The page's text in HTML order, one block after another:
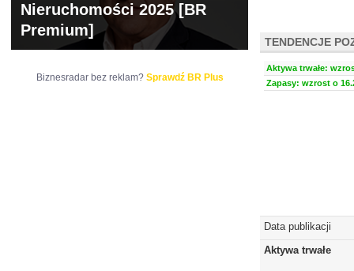
TENDENCJE
Aktywa trwałe:
Zapasy: wzrost o
Data publikacji
Aktywa trwałe
Nieruchomości 2025 [BR
Premium]
Biznesradar bez reklam? Sprawdź BR Plus